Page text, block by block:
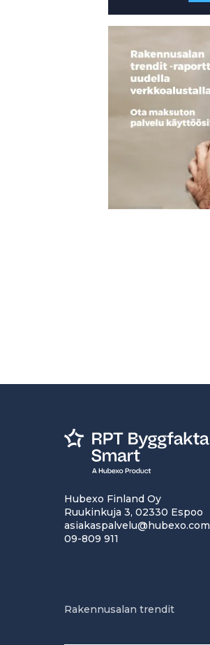
Hubexo Finland Oy
Ruukinkuja 3, 02330 Espoo
asiakaspalvelu@hubexo.com
09-809 911
Rakennusalan trendit